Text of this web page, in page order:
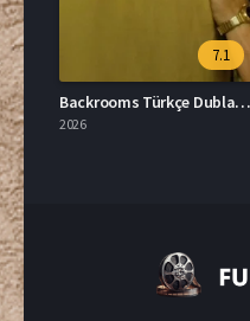
7.1
Backrooms Türkçe Dublaj İzle
2026